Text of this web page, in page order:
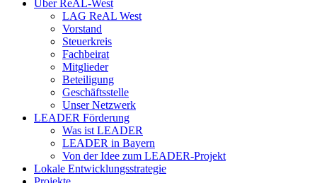
Über ReAL-West
LAG ReAL West
Vorstand
Steuerkreis
Fachbeirat
Mitglieder
Beteiligung
Geschäftsstelle
Unser Netzwerk
LEADER Förderung
Was ist LEADER
LEADER in Bayern
Von der Idee zum LEADER-Projekt
Lokale Entwicklungsstrategie